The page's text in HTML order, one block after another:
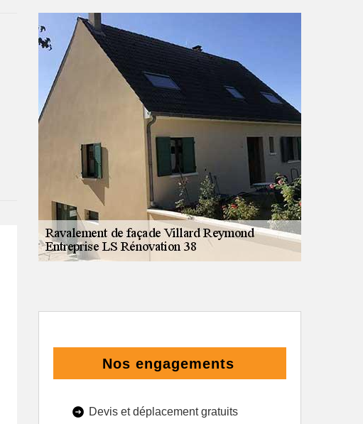
Nos engagements
Devis et déplacement gratuits